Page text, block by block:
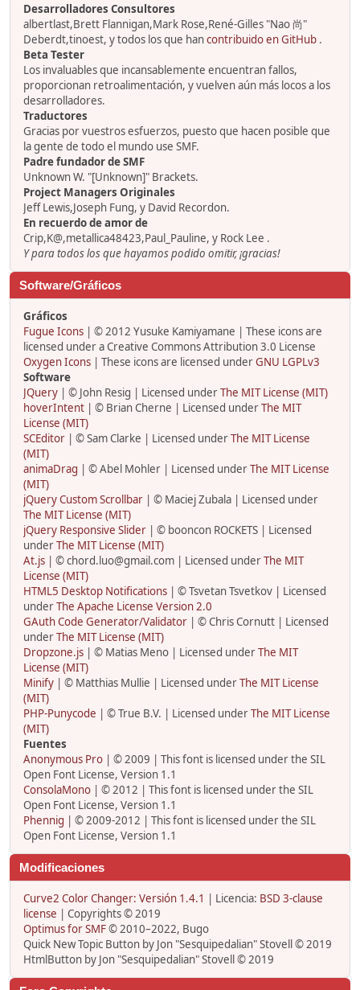
Desarrolladores Consultores
albertlast,Brett Flannigan,Mark Rose,René-Gilles "Nao 尚"
Deberdt,tinoest, y todos los que hancontribuido en GitHub .
Beta Tester
Los invaluables que incansablemente encuentran fallos,
proporcionan retroalimentación, y vuelven aún más locos a los
desarrolladores.
Traductores
Gracias por vuestros esfuerzos, puesto que hacen posible que
la gente de todo el mundo use SMF.
Padre fundador de SMF
Unknown W. "[Unknown]" Brackets.
Project Managers Originales
Jeff Lewis,Joseph Fung, y David Recordon.
En recuerdo de amor de
Crip,K@,metallica48423,Paul_Pauline, y Rock Lee .
Y para todos los que hayamos podido omitir, ¡gracias!
Software/Gráficos
Gráficos
Fugue Icons | © 2012 Yusuke Kamiyamane | These icons are
licensed under a Creative Commons Attribution 3.0 License
Oxygen Icons | These icons are licensed underGNU LGPLv3
Software
JQuery | © John Resig | Licensed underThe MIT License (MIT)
hoverIntent | © Brian Cherne | Licensed underThe MIT
License (MIT)
SCEditor | © Sam Clarke | Licensed underThe MIT License
(MIT)
animaDrag | © Abel Mohler | Licensed underThe MIT License
(MIT)
jQuery Custom Scrollbar | © Maciej Zubala | Licensed under
The MIT License (MIT)
jQuery Responsive Slider | © booncon ROCKETS | Licensed
underThe MIT License (MIT)
At.js | © chord.luo@gmail.com | Licensed underThe MIT
License (MIT)
HTML5 Desktop Notifications | © Tsvetan Tsvetkov | Licensed
underThe Apache License Version 2.0
GAuth Code Generator/Validator | © Chris Cornutt | Licensed
underThe MIT License (MIT)
Dropzone.js | © Matias Meno | Licensed underThe MIT
License (MIT)
Minify | © Matthias Mullie | Licensed underThe MIT License
(MIT)
PHP-Punycode | © True B.V. | Licensed underThe MIT License
(MIT)
Fuentes
Anonymous Pro | © 2009 | This font is licensed under the SIL
Open Font License, Version 1.1
ConsolaMono | © 2012 | This font is licensed under the SIL
Open Font License, Version 1.1
Phennig | © 2009-2012 | This font is licensed under the SIL
Open Font License, Version 1.1
Modificaciones
Curve2 Color Changer: Versión 1.4.1 | Licencia: BSD 3-clause
license | Copyrights © 2019
Optimus for SMF© 2010–2022, Bugo
Quick New Topic Button by Jon "Sesquipedalian" Stovell © 2019
HtmlButton by Jon "Sesquipedalian" Stovell © 2019